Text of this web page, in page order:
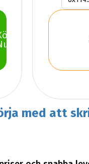
med att